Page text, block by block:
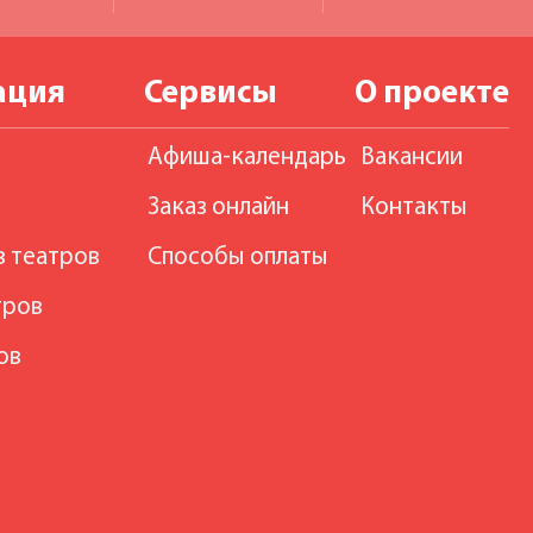
Сервисы О проекте
театров
Афиша-календарь
Заказ онлайн
Способы оплаты
Вакансии
Контакты